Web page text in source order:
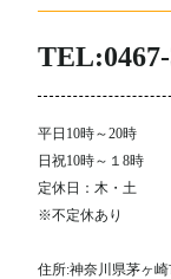
平日10時～20時
日祝10時～１8時
定休日：木・土
※不定休あり
住所:神奈川県茅ヶ